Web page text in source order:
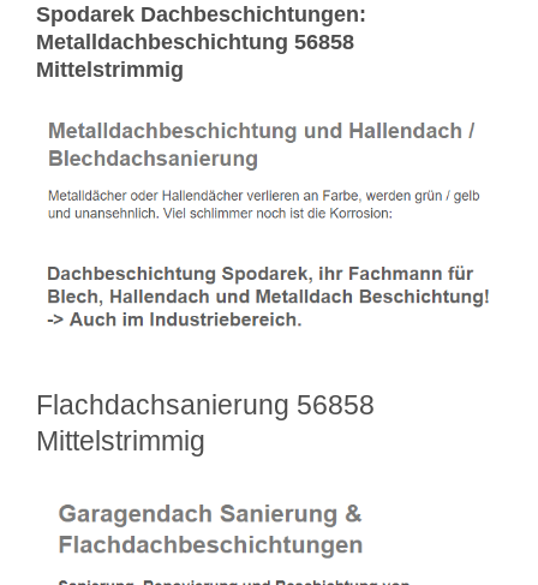
Spodarek Dachbeschichtungen:
Metalldachbeschichtung 56858
Mittelstrimmig
Flachdachsanierung 56858
Mittelstrimmig